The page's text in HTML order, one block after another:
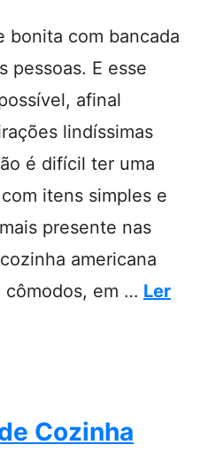
bonita com bancada
pessoas. E esse
afinal
lindíssimas
é difícil ter uma
itens simples e
presente nas
americana
cômodos, em … Ler
Cozinha